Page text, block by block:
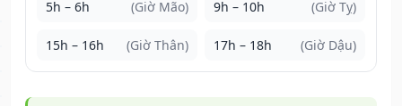
5h – 6h (Giờ Mão) 9h – 10h (Giờ Tỵ)
15h – 16h (Giờ Thân) 17h – 18h (Giờ Dậu)